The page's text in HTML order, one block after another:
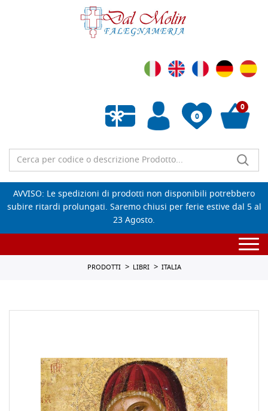
0
Wishlist vuota
0
AVVISO: Le spedizioni di prodotti non disponibili potrebbero
subire ritardi prolungati. Saremo chiusi per ferie estive dal 5 al
23 Agosto.
PRODOTTI LIBRI ITALIA